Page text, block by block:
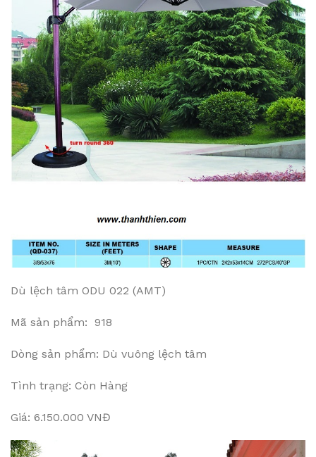
Dù lệch tâm ODU 022 (AMT)
Mã sản phẩm: 918
Dòng sản phẩm: Dù vuông lệch tâm
Tình trạng: Còn Hàng
Giá: 6.150.000 VNĐ